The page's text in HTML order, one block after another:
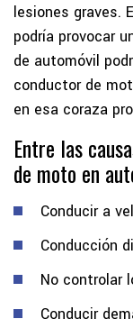
lesiones graves.
podría provocar
de automóvil
conductor de
en esa coraza
Entre las
de moto en
Conducir a
Conducción
No controlar
Conducir